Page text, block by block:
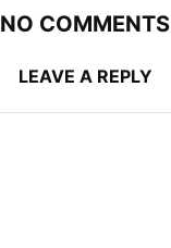
NO COMMENTS
LEAVE A REPLY